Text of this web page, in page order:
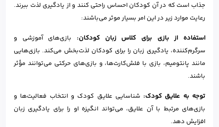
جذاب است که در آن کودکان احساس راحتی کنند و از یادگیری لذت ببرند.
رعایت موارد زیر در این امر بسیار موثر می‌باشند:
استفاده از بازی برای کلاس زبان کودکان: بازی‌های آموزشی و
سرگرم‌کننده، یادگیری زبان را برای کودکان لذت‌بخش می‌کند. بازی‌هایی
مانند پانتومیم، بازی با فلش‌کارت‌ها، و بازی‌های حرکتی می‌توانند مؤثر
باشند.
توجه به علایق کودک: شناسایی علایق کودک و انتخاب فعالیت‌ها و
بازی‌های مرتبط با آن علایق، می‌تواند انگیزه او را برای یادگیری زبان
افزایش دهد.